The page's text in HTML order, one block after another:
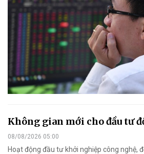
Không gian mới cho đầu tư
08/08/2026 05:00
Hoạt động đầu tư khởi nghiệp công nghệ,